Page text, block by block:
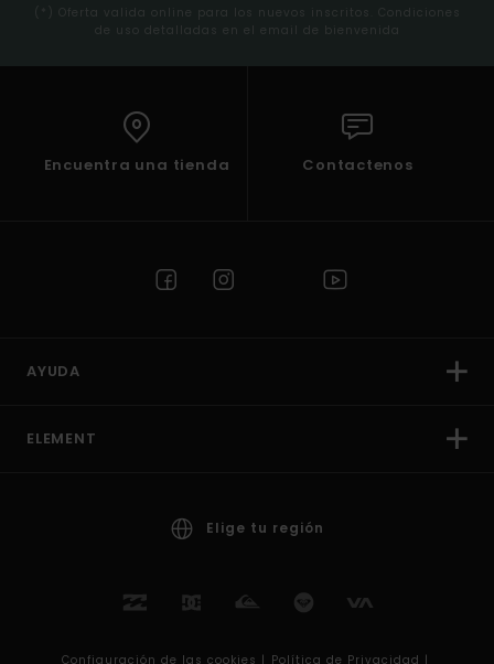
(*) Oferta valida online para los nuevos inscritos. Condiciones
de uso detalladas en el email de bienvenida
Encuentra una tienda Contactenos
AYUDA
ELEMENT
Elige tu región
Configuración de las cookies | Política de Privacidad |